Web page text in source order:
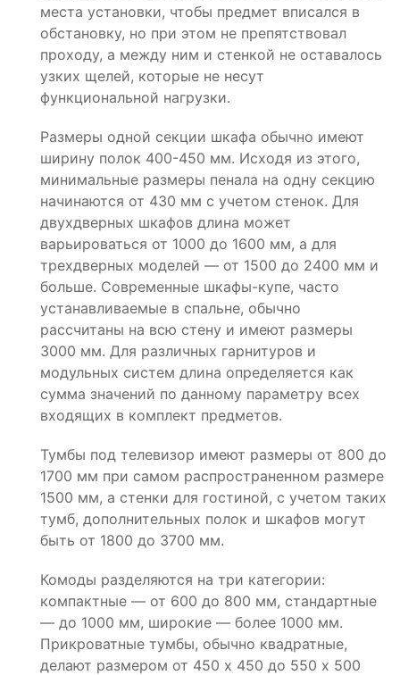
места установки, чтобы предмет вписался в
обстановку, но при этом не препятствовал
проходу, а между ним и стенкой не оставалось
узких щелей, которые не несут
функциональной нагрузки.
Размеры одной секции шкафа обычно имеют
ширину полок 400-450 мм. Исходя из этого,
минимальные размеры пенала на одну секцию
начинаются от 430 мм с учетом стенок. Для
двухдверных шкафов длина может
варьироваться от 1000 до 1600 мм, а для
трехдверных моделей — от 1500 до 2400 мм и
больше. Современные шкафы-купе, часто
устанавливаемые в спальне, обычно
рассчитаны на всю стену и имеют размеры
3000 мм. Для различных гарнитуров и
модульных систем длина определяется как
сумма значений по данному параметру всех
входящих в комплект предметов.
Тумбы под телевизор имеют размеры от 800 до
1700 мм при самом распространенном размере
1500 мм, а стенки для гостиной, с учетом таких
тумб, дополнительных полок и шкафов могут
быть от 1800 до 3700 мм.
Комоды разделяются на три категории:
компактные — от 600 до 800 мм, стандартные
— до 1000 мм, широкие — более 1000 мм.
Прикроватные тумбы, обычно квадратные,
делают размером от 450 х 450 до 550 х 500